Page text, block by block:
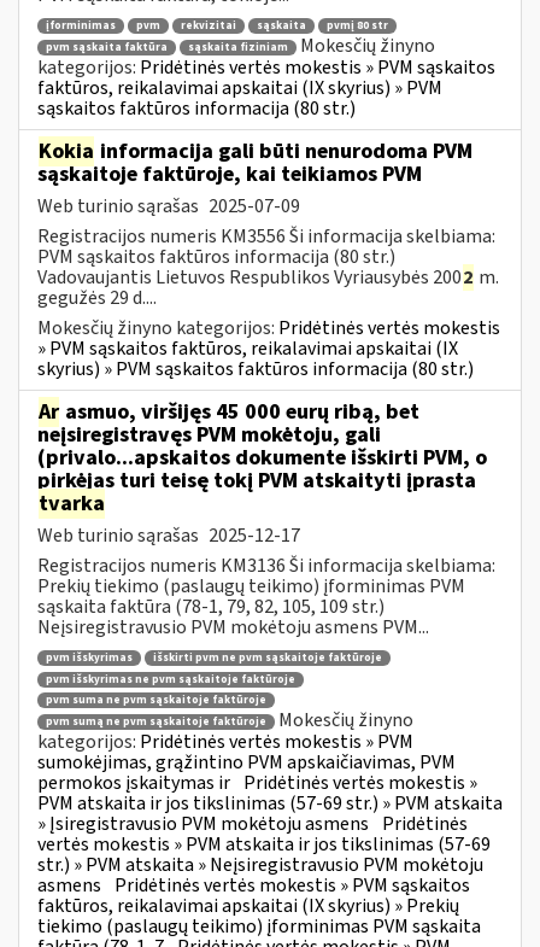
įforminimas pvm rekvizitai sąskaita
pvmį 80 str
pvm sąskaita faktūra
sąskaita fiziniam
Mokesčių žinyno
kategorijos: Pridėtinės vertės mokestis » PVM sąskaitos
faktūros, reikalavimai apskaitai (IX skyrius) » PVM
sąskaitos faktūros informacija (80 str.)
Kokia informacija gali būti nenurodoma PVM
sąskaitoje faktūroje, kai teikiamos PVM
Web turinio sąrašas 2025-07-09
Registracijos numeris KM3556 Ši informacija skelbiama:
PVM sąskaitos faktūros informacija (80 str.)
Vadovaujantis Lietuvos Respublikos Vyriausybės 2002 m.
gegužės 29 d....
Mokesčių žinyno kategorijos: Pridėtinės vertės mokestis
» PVM sąskaitos faktūros, reikalavimai apskaitai (IX
skyrius) » PVM sąskaitos faktūros informacija (80 str.)
Ar asmuo, viršijęs 45 000 eurų ribą, bet
neįsiregistravęs PVM mokėtoju, gali
(privalo...apskaitos dokumente išskirti PVM, o
pirkėjas turi teisę tokį PVM atskaityti įprasta
tvarka
Web turinio sąrašas 2025-12-17
Registracijos numeris KM3136 Ši informacija skelbiama:
Prekių tiekimo (paslaugų teikimo) įforminimas PVM
sąskaita faktūra (78-1, 79, 82, 105, 109 str.)
Neįsiregistravusio PVM mokėtoju asmens PVM...
pvm išskyrimas
išskirti pvm ne pvm sąskaitoje faktūroje
pvm išskyrimas ne pvm sąskaitoje faktūroje
pvm suma ne pvm sąskaitoje faktūroje
pvm sumą ne pvm sąskaitoje faktūroje
Mokesčių žinyno
kategorijos: Pridėtinės vertės mokestis » PVM
sumokėjimas, grąžintino PVM apskaičiavimas, PVM
permokos įskaitymas ir Pridėtinės vertės mokestis »
PVM atskaita ir jos tikslinimas (57-69 str.) » PVM atskaita
» Įsiregistravusio PVM mokėtoju asmens Pridėtinės
vertės mokestis » PVM atskaita ir jos tikslinimas (57-69
str.) » PVM atskaita » Neįsiregistravusio PVM mokėtoju
asmens Pridėtinės vertės mokestis » PVM sąskaitos
faktūros, reikalavimai apskaitai (IX skyrius) » Prekių
tiekimo (paslaugų teikimo) įforminimas PVM sąskaita